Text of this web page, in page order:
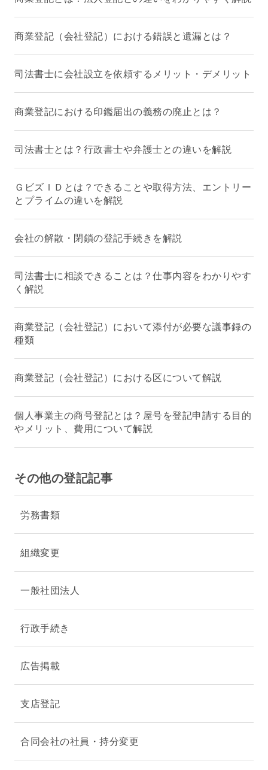
商業登記（会社登記）における錯誤と遺漏とは？
司法書士に会社設立を依頼するメリット・デメリット
商業登記における印鑑届出の義務の廃止とは？
司法書士とは？行政書士や弁護士との違いを解説
ＧビズＩＤとは？できることや取得方法、エントリー
とプライムの違いを解説
会社の解散・閉鎖の登記手続きを解説
司法書士に相談できることは？仕事内容をわかりやす
く解説
商業登記（会社登記）において添付が必要な議事録の
種類
商業登記（会社登記）における区について解説
個人事業主の商号登記とは？屋号を登記申請する目的
やメリット、費用について解説
その他の登記記事
労務書類
組織変更
一般社団法人
行政手続き
広告掲載
支店登記
合同会社の社員・持分変更